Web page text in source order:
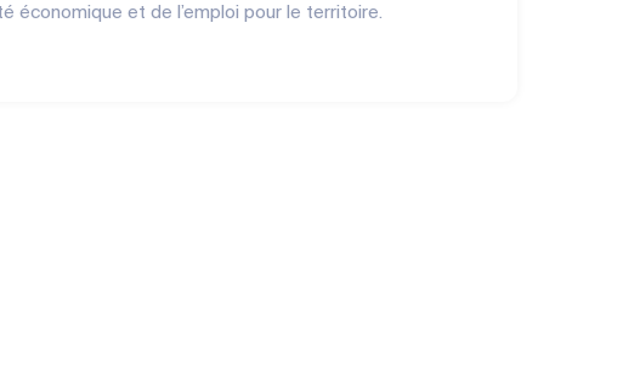
économique et de l’emploi pour le territoire.